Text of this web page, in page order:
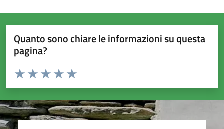
Quanto sono chiare le informazioni su questa
pagina?
Valuta da 1 a 5 stelle la pagina
Valuta 5 stelle su 5
Valuta 4 stelle su 5
Valuta 3 stelle su 5
Valuta 2 stelle su 5
Valuta 1 stelle su 5